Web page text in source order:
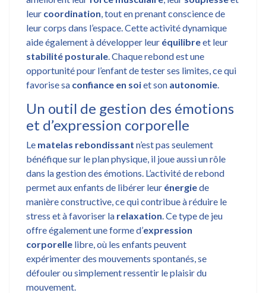
leur coordination, tout en prenant conscience de
leur corps dans l’espace. Cette activité dynamique
aide également à développer leur équilibreet leur
stabilité posturale. Chaque rebond est une
opportunité pour l’enfant de tester ses limites, ce qui
favorise sa confiance en soiet son autonomie.
Un outil de gestion des émotions
et d’expression corporelle
Le matelas rebondissant n’est pas seulement
bénéfique sur le plan physique, il joue aussi un rôle
dans la gestion des émotions. L’activité de rebond
permet aux enfants de libérer leur énergiede
manière constructive, ce qui contribue à réduire le
stress et à favoriser la relaxation. Ce type de jeu
offre également une forme d’expression
corporelle libre, où les enfants peuvent
expérimenter des mouvements spontanés, se
défouler ou simplement ressentir le plaisir du
mouvement.